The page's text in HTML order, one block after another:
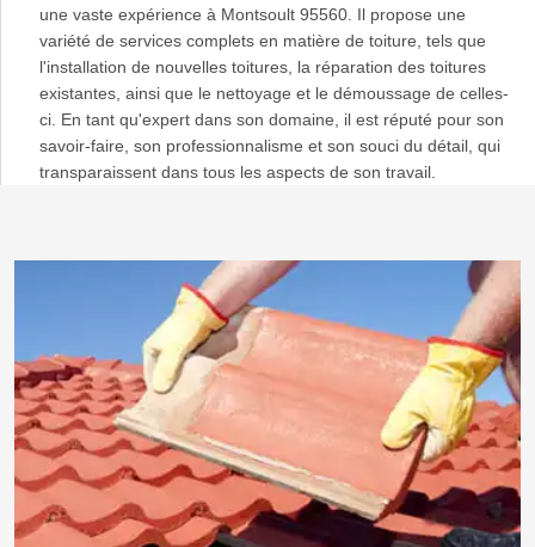
une vaste expérience à Montsoult 95560. Il propose une
variété de services complets en matière de toiture, tels que
l'installation de nouvelles toitures, la réparation des toitures
existantes, ainsi que le nettoyage et le démoussage de celles-
ci. En tant qu'expert dans son domaine, il est réputé pour son
savoir-faire, son professionnalisme et son souci du détail, qui
transparaissent dans tous les aspects de son travail.